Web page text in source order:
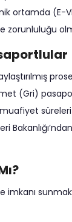
ortamda (E-
(Gri)
imkanı